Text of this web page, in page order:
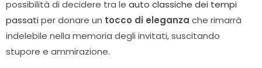
possibilità di decidere tra le auto classiche dei tempi
passati per donare un tocco di eleganza che rimarrà
indelebile nella memoria degli invitati, suscitando
stupore e ammirazione.